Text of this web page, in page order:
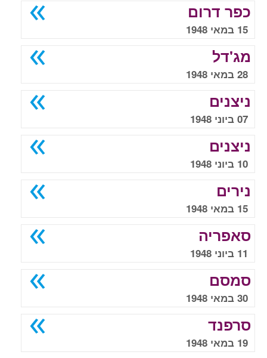
כפר דרום
15 במאי 1948
מג'דל
28 במאי 1948
ניצנים
07 ביוני 1948
ניצנים
10 ביוני 1948
נירים
15 במאי 1948
סאפריה
11 ביוני 1948
סמסם
30 במאי 1948
סרפנד
19 במאי 1948